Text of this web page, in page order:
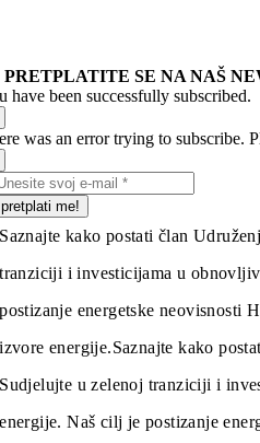
PRETPLATITE SE NA NAŠ
have been successfully subscribed.
was an error trying to subscribe.
pretplati me!
Saznajte kako postati član
tranziciji i investicijama u
postizanje energetske neovisnosti
izvore energije.Saznajte kako
Sudjelujte u zelenoj tranziciji i
energije. Naš cilj je postizanje